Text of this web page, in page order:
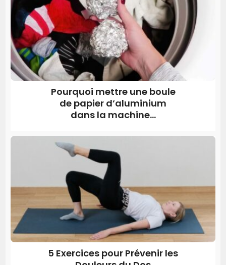
Pourquoi mettre une boule
de papier d’aluminium
dans la machine...
5 Exercices pour Prévenir les